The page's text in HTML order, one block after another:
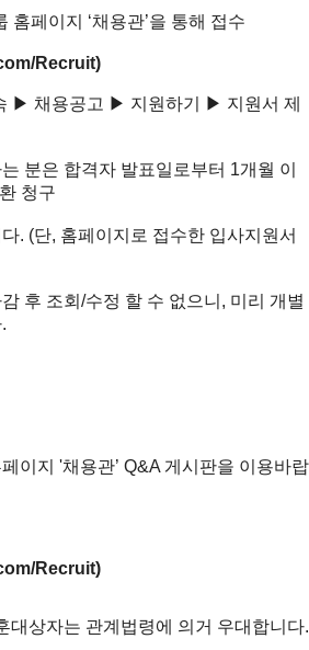
홈페이지 ‘채용관’을 통해 접수
Recruit)
▶ 채용공고 ▶ 지원하기 ▶ 지원서 제
분은 합격자 발표일로부터 1개월 이
청구
. (단, 홈페이지로 접수한 입사지원서
후 조회/수정 할 수 없으니, 미리 개별
이지 '채용관’ Q&A 게시판을 이용바랍
Recruit)
대상자는 관계법령에 의거 우대합니다.